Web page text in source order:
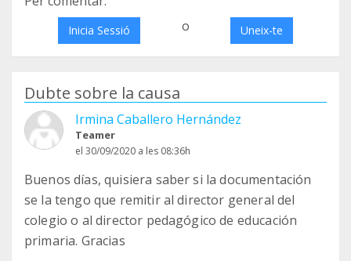
Inicia Sessió o Uneix-te
Dubte sobre la causa
Irmina Caballero Hernández
Teamer
el 30/09/2020 a les 08:36h
Buenos días, quisiera saber si la documentación
se la tengo que remitir al director general del
colegio o al director pedagógico de educación
primaria. Gracias